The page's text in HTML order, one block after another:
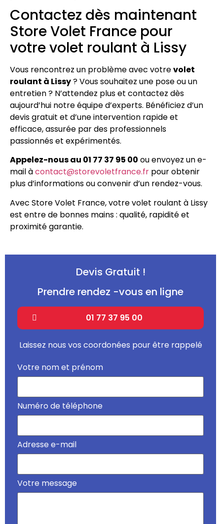
Contactez dès maintenant
Store Volet France pour
votre volet roulant à Lissy
Vous rencontrez un problème avec votrevolet
roulant à Lissy? Vous souhaitez une pose ou un
entretien ? N’attendez plus et contactez dès
aujourd’hui notre équipe d’experts. Bénéficiez d’un
devis gratuit et d’une intervention rapide et
efficace, assurée par des professionnels
passionnés et expérimentés.
Appelez-nous au 01 77 37 95 00 ou envoyez un e-
mail àcontact@storevoletfrance.fr pour obtenir
plus d’informations ou convenir d’un rendez-vous.
Avec Store Volet France, votre volet roulant à Lissy
est entre de bonnes mains : qualité, rapidité et
proximité garantie.
Devis Gratuit !
Prendre rendez -vous en ligne
01 77 37 95 00
Laissez nous vos coordonées pour être rappelé
Votre nom et prénom
Numéro de téléphone
Adresse e-mail
Votre message